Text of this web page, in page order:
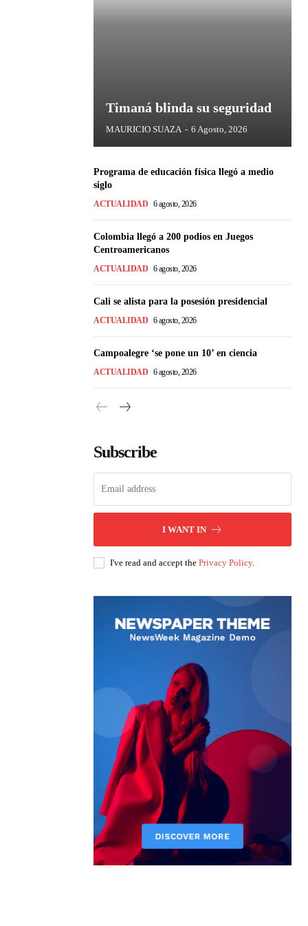
Timaná blinda su seguridad
MAURICIO SUAZA - 6 Agosto, 2026
Programa de educación física llegó a medio
siglo
ACTUALIDAD 6 agosto, 2026
Colombia llegó a 200 podios en Juegos
Centroamericanos
ACTUALIDAD 6 agosto, 2026
Cali se alista para la posesión presidencial
ACTUALIDAD 6 agosto, 2026
Campoalegre ‘se pone un 10’ en ciencia
ACTUALIDAD 6 agosto, 2026
Subscribe
I WANT IN
I've read and accept the Privacy Policy.